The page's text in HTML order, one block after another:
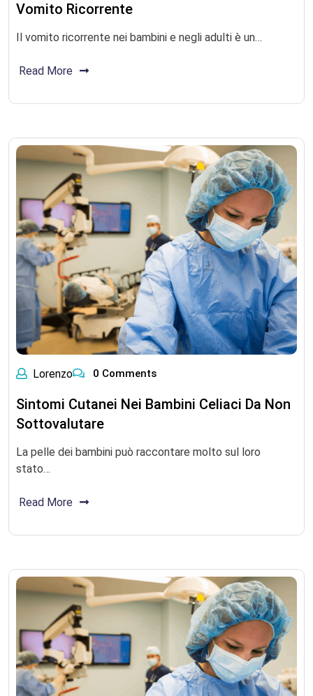
Vomito Ricorrente
Il vomito ricorrente nei bambini e negli adulti è un…
Read More
Lorenzo 0 Comments
Sintomi Cutanei Nei Bambini Celiaci Da Non
Sottovalutare
La pelle dei bambini può raccontare molto sul loro
stato…
Read More